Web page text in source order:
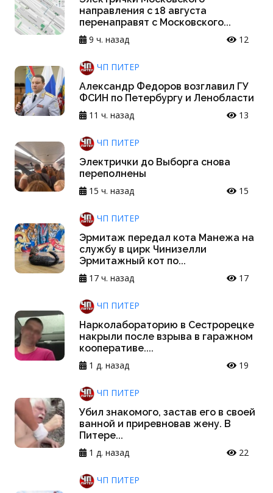
направления с 18 августа
перенаправят с Московского...
9 ч. назад
12
ЧП ПИТЕР
Александр Федоров возглавил ГУ
ФСИН по Петербургу и Ленобласти
11 ч. назад
13
ЧП ПИТЕР
Электрички до Выборга снова
переполнены
15 ч. назад
15
ЧП ПИТЕР
Эрмитаж передал кота Манежа на
службу в цирк Чинизелли
Эрмитажный кот по...
17 ч. назад
17
ЧП ПИТЕР
Нарколабораторию в Сестрорецке
накрыли после взрыва в гаражном
кооперативе....
1 д. назад
19
ЧП ПИТЕР
Убил знакомого, застав его в своей
ванной и приревновав жену. В
Питере...
1 д. назад
22
ЧП ПИТЕР